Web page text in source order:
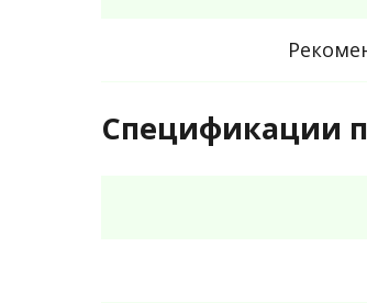
Спецификации